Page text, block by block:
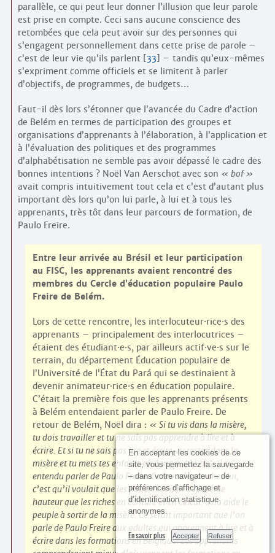
En acceptant les cookies de ce
site, vous permettez la sauvegarde
– dans votre navigateur – de
préférences d’affichage et
d’identification statistique
anonymes.
En savoir plus Accepter Refuser
parallèle, ce qui peut leur donner l’illusion que leur parole
est prise en compte. Ceci sans aucune conscience des
retombées que cela peut avoir sur des personnes qui
s’engagent personnellement dans cette prise de parole –
c’est de leur vie qu’ils parlent[33] – tandis qu’eux-mêmes
s’expriment comme officiels et se limitent à parler
d’objectifs, de programmes, de budgets…
Faut-il dès lors s’étonner que l’avancée du Cadre d’action
de Belém en termes de participation des groupes et
organisations d’apprenants à l’élaboration, à l’application et
à l’évaluation des politiques et des programmes
d’alphabétisation ne semble pas avoir dépassé le cadre des
bonnes intentions ? Noël Van Aerschot avec son
bof
avait compris intuitivement tout cela et c’est d’autant plus
important dès lors qu’on lui parle, à lui et à tous les
apprenants, très tôt dans leur parcours de formation, de
Paulo Freire.
Entre leur arrivée au Brésil et leur participation
au FISC, les apprenants avaient rencontré des
membres du Cercle d’éducation populaire Paulo
Freire de Belém.
Lors de cette rencontre, les interlocuteur·rice·s des
apprenants – principalement des interlocutrices –
étaient des étudiant·e·s, par ailleurs actif·ve·s sur le
terrain, du département Éducation populaire de
l’Université de l’État du Pará qui se destinaient à
devenir animateur·rice·s en éducation populaire.
C’était la première fois que les apprenants présents
à Belém entendaient parler de Paulo Freire. De
retour de Belém, Noël dira :
Si tu vis dans la misère,
tu dois travailler et tu ne sais pas apprendre à lire et à
écrire. Et si tu ne sais pas lire et écrire, tu restes dans la
misère et tu mets tes enfants en danger. Là-bas, j’ai
entendu parler de Paulo Freire. Ce qui m’a plu chez lui,
c’est qu’il voulait que les pauvres soient à la même
hauteur que les riches en écriture et en calcul. Cela aide le
peuple à sortir de la misère. Ce serait important que l’on
parle de Paulo Freire aux adultes qui apprennent à lire et à
écrire dans les formations en Belgique. Les apprenants